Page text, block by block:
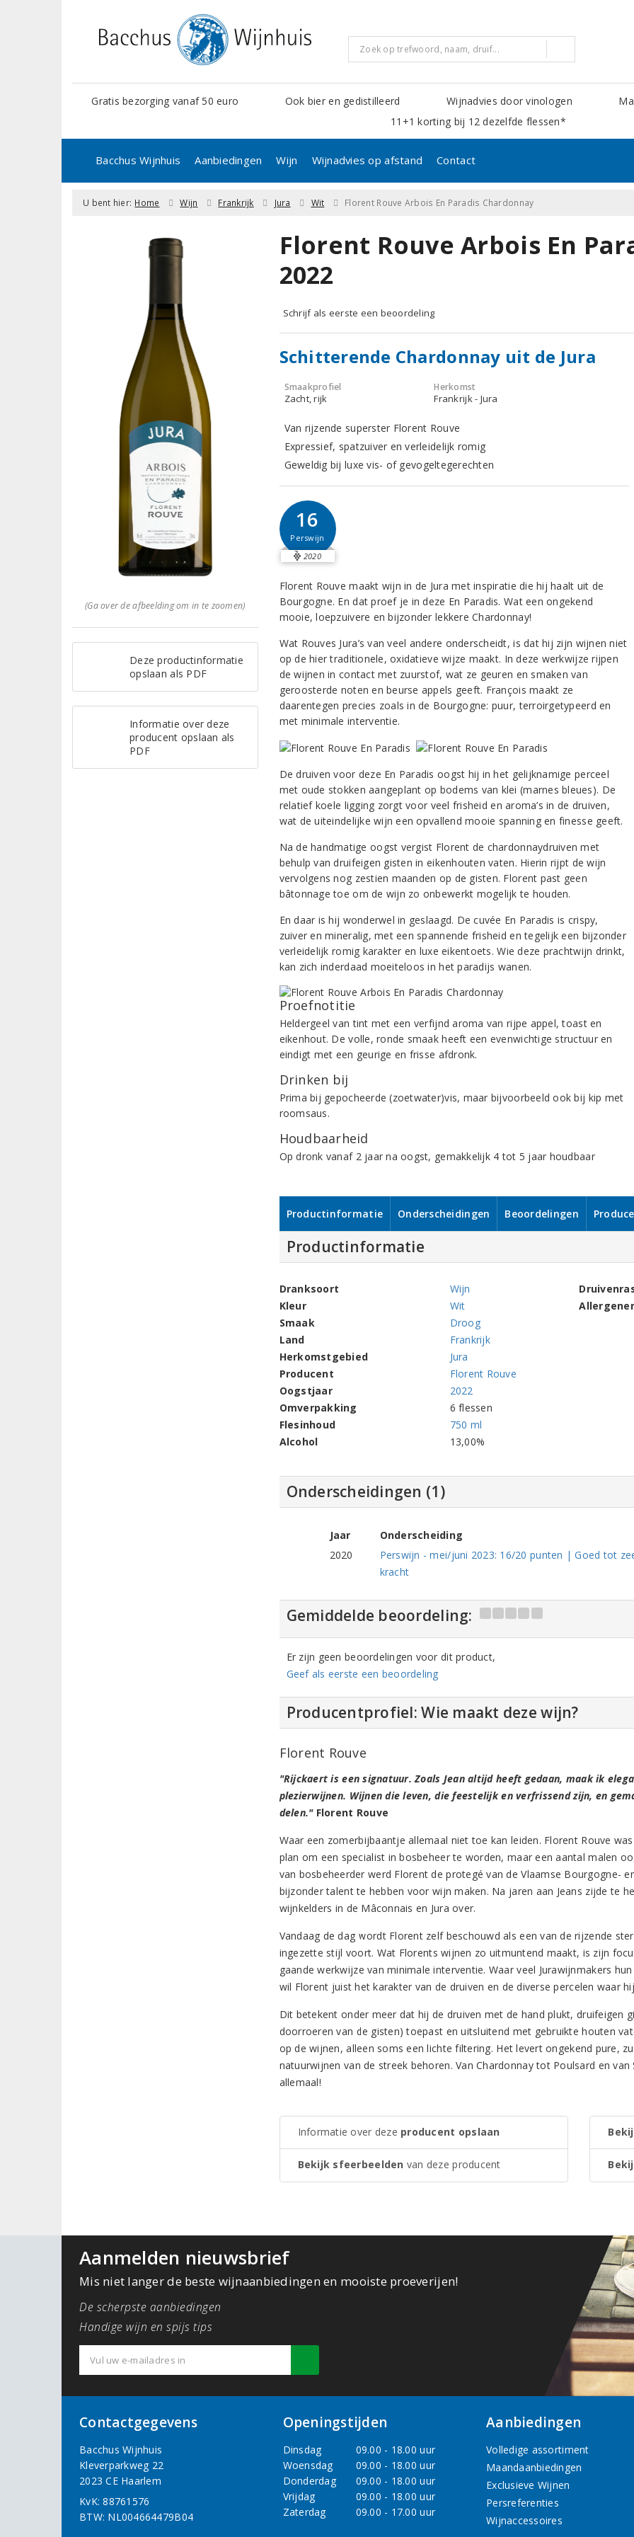
Gratis bezorging vanaf 50 euro Ook bier en gedistilleerd Wijnadvies door vinologen
11+1 korting bij 12 dezelfde flessen*
Bacchus Wijnhuis Aanbiedingen Wijn Wijnadvies op afstand Contact
U bent hier: Home Wijn Frankrijk Jura Wit Florent Rouve Arbois En Paradis Chardonnay
(Ga over de afbeelding om in te zoomen)
Deze productinformatie
opslaan als PDF
Informatie over deze
producent opslaan als
PDF
Florent Rouve Arbois En
2022
Schrijf als eerste een beoordeling
Schitterende Chardonnay uit de Jura
Smaakprofiel
Zacht, rijk
Herkomst
Frankrijk - Jura
Van rijzende superster Florent Rouve
Expressief, spatzuiver en verleidelijk romig
Geweldig bij luxe vis- of gevogeltegerechten
16
Perswijn
2020
Florent Rouve maakt wijn in de Jura met inspiratie die hij haalt uit de
Bourgogne. En dat proef je in deze En Paradis. Wat een ongekend
mooie, loepzuivere en bijzonder lekkere Chardonnay!
Wat Rouves Jura’s van veel andere onderscheidt, is dat hij zijn wijnen niet
op de hier traditionele, oxidatieve wijze maakt. In deze werkwijze rijpen
de wijnen in contact met zuurstof, wat ze geuren en smaken van
geroosterde noten en beurse appels geeft. François maakt ze
daarentegen precies zoals in de Bourgogne: puur, terroirgetypeerd en
met minimale interventie.
De druiven voor deze En Paradis oogst hij in het gelijknamige perceel
met oude stokken aangeplant op bodems van klei (marnes bleues). De
relatief koele ligging zorgt voor veel frisheid en aroma’s in de druiven,
wat de uiteindelijke wijn een opvallend mooie spanning en finesse geeft.
Na de handmatige oogst vergist Florent de chardonnaydruiven met
behulp van druifeigen gisten in eikenhouten vaten. Hierin rijpt de wijn
vervolgens nog zestien maanden op de gisten. Florent past geen
bâtonnage toe om de wijn zo onbewerkt mogelijk te houden.
En daar is hij wonderwel in geslaagd. De cuvée En Paradis is crispy,
zuiver en mineralig, met een spannende frisheid en tegelijk een bijzonder
verleidelijk romig karakter en luxe eikentoets. Wie deze prachtwijn drinkt,
kan zich inderdaad moeiteloos in het paradijs wanen.
Proefnotitie
Heldergeel van tint met een verfijnd aroma van rijpe appel, toast en
eikenhout. De volle, ronde smaak heeft een evenwichtige structuur en
eindigt met een geurige en frisse afdronk.
Drinken bij
Prima bij gepocheerde (zoetwater)vis, maar bijvoorbeeld ook bij kip met
roomsaus.
Houdbaarheid
Op dronk vanaf 2 jaar na oogst, gemakkelijk 4 tot 5 jaar houdbaar
Productinformatie Onderscheidingen Beoordelingen
Productinformatie
Dranksoort
Wijn
Kleur
Wit
Smaak
Droog
Land
Frankrijk
Herkomstgebied
Jura
Producent
Florent Rouve
Oogstjaar
2022
Omverpakking
6 flessen
Flesinhoud
750 ml
Alcohol
13,00%
Onderscheidingen (1)
Jaar
Onderscheiding
2020
Perswijn - mei/juni 2023: 16/20 punten | Goed tot
kracht
Gemiddelde beoordeling:
Er zijn geen beoordelingen voor dit product,
Geef als eerste een beoordeling
Producentprofiel: Wie maakt deze wijn?
Florent Rouve
"Rijckaert is een signatuur. Zoals Jean altijd heeft gedaan, maak ik
plezierwijnen. Wijnen die leven, die feestelijk en verfrissend zijn, en
delen." Florent Rouve
Waar een zomerbijbaantje allemaal niet toe kan leiden. Florent Rouve
plan om een specialist in bosbeheer te worden, maar een aantal malen
van bosbeheerder werd Florent de protegé van de Vlaamse Bourgogne-
bijzonder talent te hebben voor wijn maken. Na jaren aan Jeans zijde te
wijnkelders in de Mâconnais en Jura over.
Vandaag de dag wordt Florent zelf beschouwd als een van de rijzende
ingezette stijl voort. Wat Florents wijnen zo uitmuntend maakt, is zijn
gaande werkwijze van minimale interventie. Waar veel Jurawijnmakers
wil Florent juist het karakter van de druiven en de diverse percelen waar
Dit betekent onder meer dat hij de druiven met de hand plukt, druifeigen
doorroeren van de gisten) toepast en uitsluitend met gebruikte houten
op de wijnen, alleen soms een lichte filtering. Het levert ongekend pure,
natuurwijnen van de streek behoren. Van Chardonnay tot Poulsard en
allemaal!
Informatie over deze producent opslaan
Bekijk sfeerbeelden van deze producent
Aanmelden nieuwsbrief
Mis niet langer de beste wijnaanbiedingen en mooiste proeverijen!
De scherpste aanbiedingen
Handige wijn en spijs tips
Contactgegevens
Bacchus Wijnhuis
Kleverparkweg 22
2023 CE Haarlem
KvK: 88761576
BTW: NL004664479B04
Openingstijden
Dinsdag
09.00 - 18.00 uur
Woensdag
09.00 - 18.00 uur
Donderdag
09.00 - 18.00 uur
Vrijdag
09.00 - 18.00 uur
Zaterdag
09.00 - 17.00 uur
Aanbiedingen
Volledige assortiment
Maandaanbiedingen
Exclusieve Wijnen
Persreferenties
Wijnaccessoires